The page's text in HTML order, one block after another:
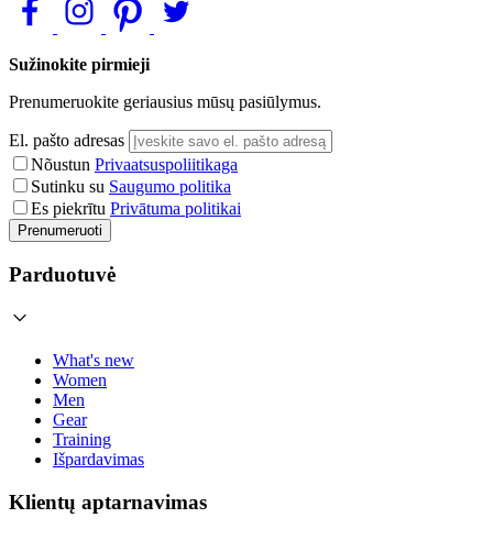
Sužinokite pirmieji
Prenumeruokite geriausius mūsų pasiūlymus.
El. pašto adresas
Nõustun Privaatsuspoliitikaga
Sutinku su Saugumo politika
Es piekrītu Privātuma politikai
Prenumeruoti
Parduotuvė
What's new
Women
Men
Gear
Training
Išpardavimas
Klientų aptarnavimas